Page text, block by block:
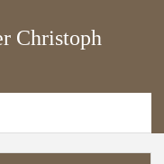
Christoph